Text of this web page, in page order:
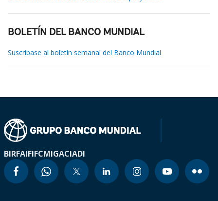
BOLETÍN DEL BANCO MUNDIAL
Suscríbase al boletín semanal del Banco Mundial
BIRFAIFIFCMIGACIADI